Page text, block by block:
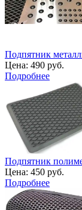
Подпятник
Цена: 490 руб.
Подробнее
Подпятник
Цена: 450 руб.
Подробнее